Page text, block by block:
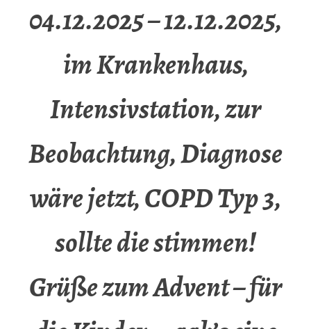
04.12.2025 – 12.12.2025,
im Krankenhaus,
Intensivstation, zur
Beobachtung, Diagnose
wäre jetzt, COPD Typ 3,
sollte die stimmen!
Grüße zum Advent – für